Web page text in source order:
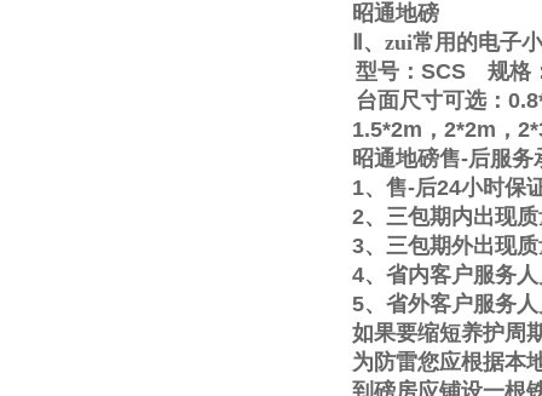
昭通地磅
、zui常用的电子
型号： SCS
规格
台面尺寸可选：
1.5*2m ， 2*2m ，
昭通地磅售-后服务
1、售-后24小时保
2、三包期内出现
3、三包期外出现
4、省内客户服务
5、省外客户服务
如果要缩短养护周
为防雷您应根据本
到磅房应铺设一根